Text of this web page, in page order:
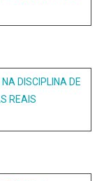
DISCIPLINA DE
REAIS